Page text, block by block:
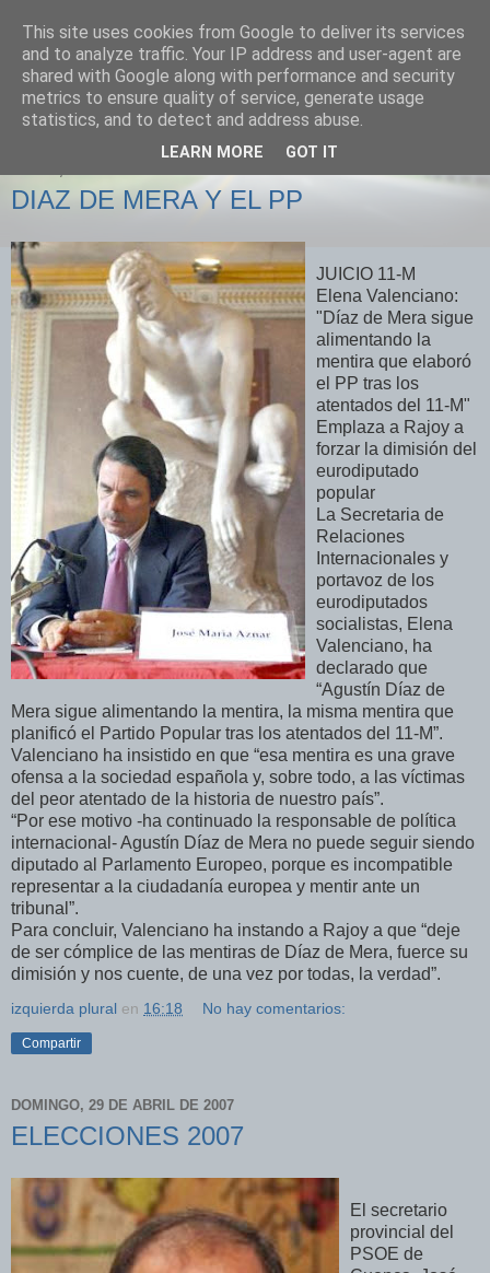
Izquierda Plural
Desde Cuenca para el mundo
DIAZ DE MERA Y EL PP
JUICIO 11-M
Elena Valenciano:
"Díaz de Mera sigue
alimentando la
mentira que elaboró
el PP tras los
atentados del 11-M"
Emplaza a Rajoy a
forzar la dimisión del
eurodiputado
popular
La Secretaria de
Relaciones
Internacionales y
portavoz de los
eurodiputados
socialistas, Elena
Valenciano, ha
declarado que
“Agustín Díaz de
Mera sigue alimentando la mentira, la misma mentira que
planificó el Partido Popular tras los atentados del 11-M”.
Valenciano ha insistido en que “esa mentira es una grave
ofensa a la sociedad española y, sobre todo, a las víctimas
del peor atentado de la historia de nuestro país”.
“Por ese motivo -ha continuado la responsable de política
internacional- Agustín Díaz de Mera no puede seguir siendo
diputado al Parlamento Europeo, porque es incompatible
representar a la ciudadanía europea y mentir ante un
tribunal”.
Para concluir, Valenciano ha instando a Rajoy a que “deje
de ser cómplice de las mentiras de Díaz de Mera, fuerce su
dimisión y nos cuente, de una vez por todas, la verdad”.
izquierda plural en 16:18 No hay comentarios:
Compartir
DOMINGO, 29 DE ABRIL DE 2007
ELECCIONES 2007
El secretario
provincial del
PSOE de
This site uses cookies from Google to deliver its services
and to analyze traffic. Your IP address and user-agent are
shared with Google along with performance and security
metrics to ensure quality of service, generate usage
statistics, and to detect and address abuse.
LEARN MORE GOT IT